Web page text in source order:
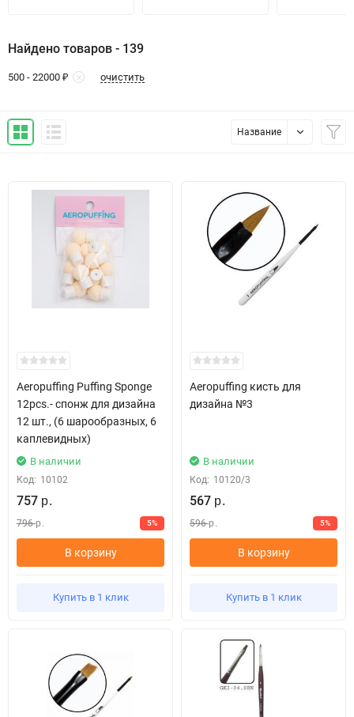
Найдено товаров - 139
500 - 22000 ₽ очистить
Название
Aeropuffing Puffing Sponge
12pcs.- спонж для дизайна
12 шт., (6 шарообразных, 6
каплевидных)
В наличии
Код: 10102
757 р.
796р. 5%
В корзину
Купить в 1 клик
Aeropuffing кисть для
дизайна №3
В наличии
Код: 10120/3
567 р.
596р. 5%
В корзину
Купить в 1 клик